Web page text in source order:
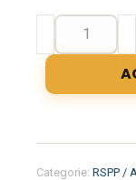
Aggiornamento
formazione
per
RSPP/ASPP/
dei
Categorie: RSPP /